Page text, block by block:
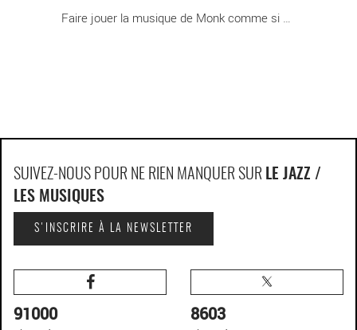
SUIVEZ-NOUS POUR NE RIEN MANQUER SUR LE JAZZ /
LES MUSIQUES
S'INSCRIRE À LA NEWSLETTER
91000 8603